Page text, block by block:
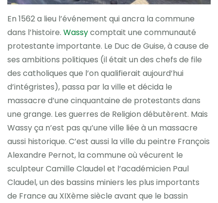
En 1562 a lieu l’événement qui ancra la commune
dans l’histoire. Wassycomptait une communauté
protestante importante. Le Duc de Guise, à cause de
ses ambitions politiques (il était un des chefs de file
des catholiques que l’on qualifierait aujourd’hui
d’intégristes), passa par la ville et décida le
massacre d’une cinquantaine de protestants dans
une grange. Les guerres de Religion débutèrent. Mais
Wassy ça n’est pas qu’une ville liée à un massacre
aussi historique. C’est aussi la ville du peintre François
Alexandre Pernot, la commune où vécurent le
sculpteur Camille Claudel et l’académicien Paul
Claudel, un des bassins miniers les plus importants
de France au XIXème siècle avant que le bassin